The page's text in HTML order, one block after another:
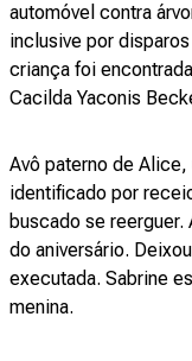
automóvel contra
inclusive por
criança foi
Cacilda Yaconis
Avô paterno de
identificado por
buscado se reerguer.
do aniversário.
executada. Sabrine
menina.